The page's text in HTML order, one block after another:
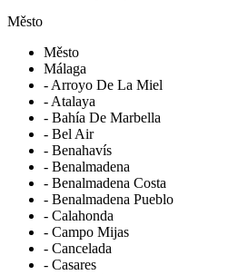
Město
Město
Málaga
- Arroyo De La Miel
- Atalaya
- Bahía De Marbella
- Bel Air
- Benahavís
- Benalmadena
- Benalmadena Costa
- Benalmadena Pueblo
- Calahonda
- Campo Mijas
- Cancelada
- Casares